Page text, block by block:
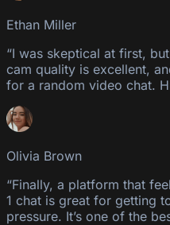
Ethan Miller
“I was skeptical at first,
cam quality is excellent,
for a random video chat.
Olivia Brown
“Finally, a platform that
1 chat is great for getting
pressure. It’s one of the